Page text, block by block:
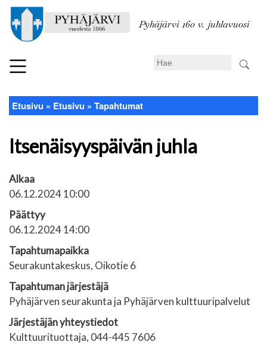
pääsisältöön
Pyhäjärvi 160 v. juhlavuosi
Search
Murupolku
Etusivu Etusivu Tapahtumat
Itsenäisyyspäivän juhla
Alkaa
06.12.2024 10:00
Päättyy
06.12.2024 14:00
Tapahtumapaikka
Seurakuntakeskus, Oikotie 6
Tapahtuman järjestäjä
Pyhäjärven seurakunta ja Pyhäjärven kulttuuripalvelut
Järjestäjän yhteystiedot
Kulttuurituottaja, 044-445 7606